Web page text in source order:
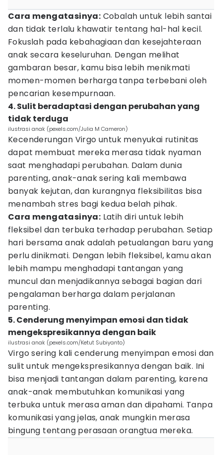
Cara mengatasinya: Cobalah untuk lebih santai
dan tidak terlalu khawatir tentang hal-hal kecil.
Fokuslah pada kebahagiaan dan kesejahteraan
anak secara keseluruhan. Dengan melihat
gambaran besar, kamu bisa lebih menikmati
momen-momen berharga tanpa terbebani oleh
pencarian kesempurnaan.
4. Sulit beradaptasi dengan perubahan yang
tidak terduga
ilustrasi anak (pexels.com/Julia M Cameron)
Kecenderungan Virgo untuk menyukai rutinitas
dapat membuat mereka merasa tidak nyaman
saat menghadapi perubahan. Dalam dunia
parenting, anak-anak sering kali membawa
banyak kejutan, dan kurangnya fleksibilitas bisa
menambah stres bagi kedua belah pihak.
Cara mengatasinya: Latih diri untuk lebih
fleksibel dan terbuka terhadap perubahan. Setiap
hari bersama anak adalah petualangan baru yang
perlu dinikmati. Dengan lebih fleksibel, kamu akan
lebih mampu menghadapi tantangan yang
muncul dan menjadikannya sebagai bagian dari
pengalaman berharga dalam perjalanan
parenting.
5. Cenderung menyimpan emosi dan tidak
mengekspresikannya dengan baik
ilustrasi anak (pexels.com/Ketut Subiyanto)
Virgo sering kali cenderung menyimpan emosi dan
sulit untuk mengekspresikannya dengan baik. Ini
bisa menjadi tantangan dalam parenting, karena
anak-anak membutuhkan komunikasi yang
terbuka untuk merasa aman dan dipahami. Tanpa
komunikasi yang jelas, anak mungkin merasa
bingung tentang perasaan orangtua mereka.